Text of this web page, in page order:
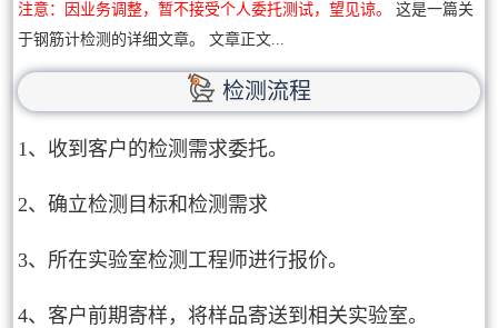
注意：因业务调整，暂不接受个人委托测试，望见谅。
这是一篇关
于钢筋计检测的详细文章。 文章正文...
检测流程
1、收到客户的检测需求委托。
2、确立检测目标和检测需求
3、所在实验室检测工程师进行报价。
4、客户前期寄样，将样品寄送到相关实验室。